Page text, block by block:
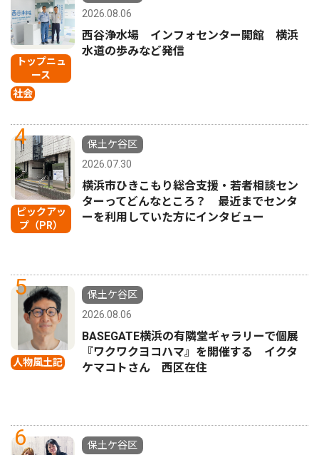
トップニュ
ース
社会
2026.08.06
西谷浄水場 インフォセンター開館 横浜
水道の歩みなど発信
4
ピックアッ
プ（PR）
保土ケ谷区
2026.07.30
横浜市ひきこもり総合支援・若者相談セン
ターってどんなところ？ 最近までセンタ
ーを利用していた方にインタビュー
5
人物風土記
保土ケ谷区
2026.08.06
BASEGATE横浜の有隣堂ギャラリーで個展
『ワクワクヨコハマ』を開催する イクタ
ケマコトさん 西区在住
6
保土ケ谷区